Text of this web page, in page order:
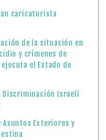
caricaturista
de la situación en
y crímenes de
el Estado de
Discriminación Israelí
Exteriores y